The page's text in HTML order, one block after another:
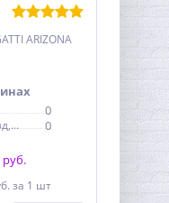
ARIZONA
0
Электродный проезд, 6с1
0
за 1 шт